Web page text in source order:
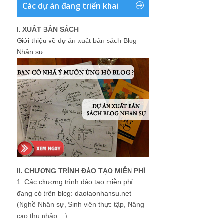
Các dự án đang triển khai
I. XUẤT BẢN SÁCH
Giới thiệu về dự án xuất bản sách Blog
Nhân sự
II. CHƯƠNG TRÌNH ĐÀO TẠO MIỄN PHÍ
1. Các chương trình đào tạo miễn phí
đang có trên blog: daotaonhansu.net
(Nghề Nhân sự, Sinh viên thực tập, Nâng
cao thu nhập ...)